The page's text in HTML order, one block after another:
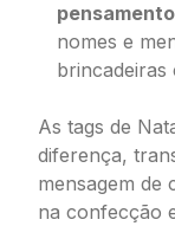
nomes e
brincadeiras
As tags de
diferença,
mensagem de
na confecção